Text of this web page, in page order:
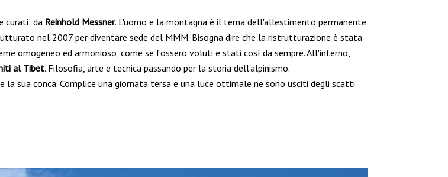
curati da Reinhold Messner. L'uomo e la montagna è il tema dell'allestimento permanente
nel 2007 per diventare sede del MMM. Bisogna dire che la ristrutturazione è stata
omogeneo ed armonioso, come se fossero voluti e stati così da sempre. All'interno,
al Tibet. Filosofia, arte e tecnica passando per la storia dell'alpinismo.
la sua conca. Complice una giornata tersa e una luce ottimale ne sono usciti degli scatti